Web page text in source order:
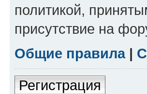
политикой,
присутствие на
Общие правила|
Регистрация